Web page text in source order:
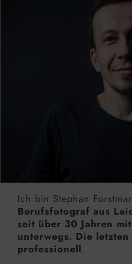
Ich bin Stephan
Berufsfotograf aus
seit über 30 Jahren
unterwegs. Die letzten
professionell.